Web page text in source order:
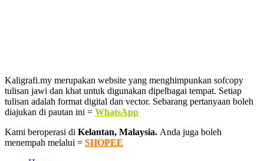
Kaligrafi.my merupakan website yang menghimpunkan sofcopy
tulisan jawi dan khat untuk digunakan dipelbagai tempat. Setiap
tulisan adalah format digital dan vector. Sebarang pertanyaan boleh
diajukan di pautan ini = WhatsApp
Kami beroperasi di Kelantan, Malaysia. Anda juga boleh
menempah melalui = SHOPEE